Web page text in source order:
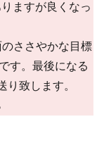
ますが良くなっ
ささやかな目標
す。最後になる
り致します。